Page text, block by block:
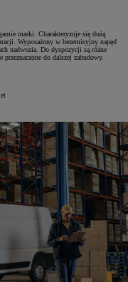
marki. Charakteryzuje się dużą
Wyposażony w bezemisyjny napęd
nadwozia. Do dyspozycji są różne
do dalszej zabudowy.